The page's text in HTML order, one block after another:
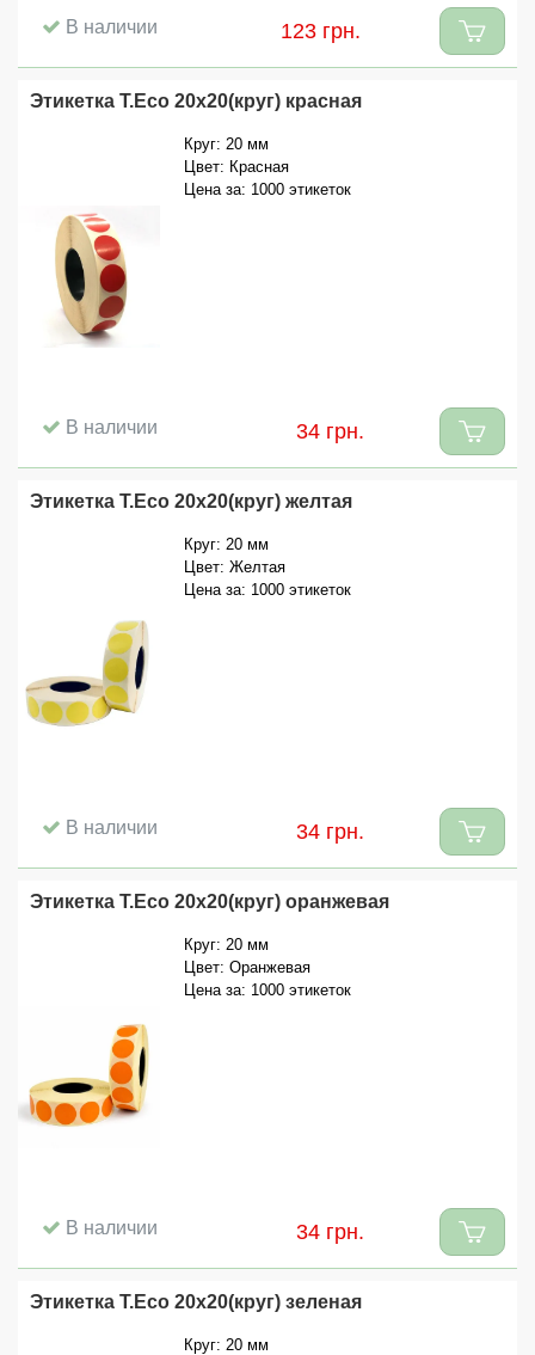
В наличии 123 грн.
Этикетка T.Eco 20x20(круг) красная
Круг: 20 мм
Цвет: Красная
Цена за: 1000 этикеток
В наличии 34 грн.
Этикетка T.Eco 20x20(круг) желтая
Круг: 20 мм
Цвет: Желтая
Цена за: 1000 этикеток
В наличии 34 грн.
Этикетка T.Eco 20x20(круг) оранжевая
Круг: 20 мм
Цвет: Оранжевая
Цена за: 1000 этикеток
В наличии 34 грн.
Этикетка T.Eco 20x20(круг) зеленая
Круг: 20 мм